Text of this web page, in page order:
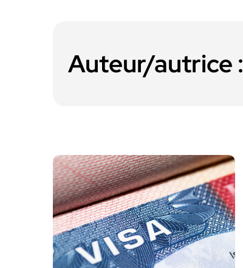
Auteur/autrice :